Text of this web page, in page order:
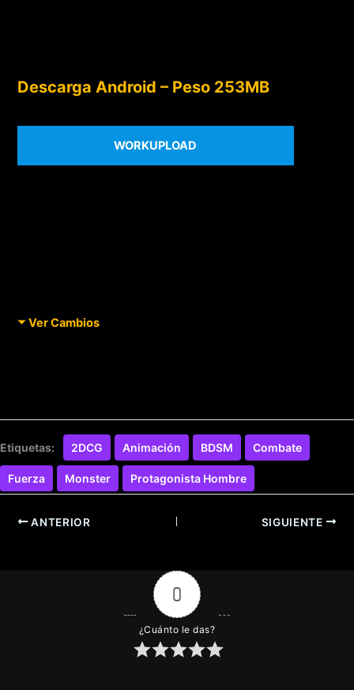
Descarga Android – Peso 253MB
WORKUPLOAD
Ver Cambios
Etiquetas: 2DCG Animación BDSM Combate
Fuerza Monster Protagonista Hombre
ANTERIOR SIGUIENTE
0
¿Cuánto le das?